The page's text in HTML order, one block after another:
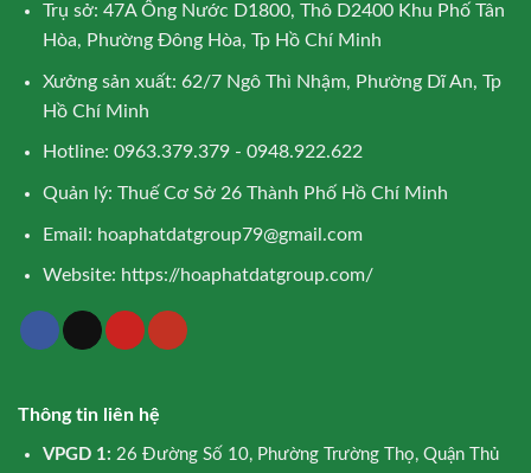
Trụ sở: 47A Ống Nước D1800, Thô D2400 Khu Phố Tân
Hòa, Phường Đông Hòa, Tp Hồ Chí Minh
Xưởng sản xuất: 62/7 Ngô Thì Nhậm, Phường Dĩ An, Tp
Hồ Chí Minh
Hotline: 0963.379.379 - 0948.922.622
Quản lý: Thuế Cơ Sở 26 Thành Phố Hồ Chí Minh
Email: hoaphatdatgroup79@gmail.com
Website: https://hoaphatdatgroup.com/
Thông tin liên hệ
VPGD 1: 26 Đường Số 10, Phường Trường Thọ, Quận Thủ